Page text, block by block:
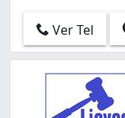
Ver Tel